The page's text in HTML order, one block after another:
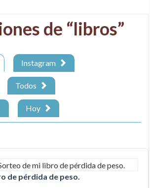
de “libros”
Instagram
Todos
Hoy
de pérdida de peso.